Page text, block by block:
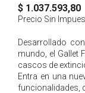
$ 1.037.593,80
Precio Sin
Desarrollado
mundo, el Gallet
cascos de
Entra en una
funcionalidades,